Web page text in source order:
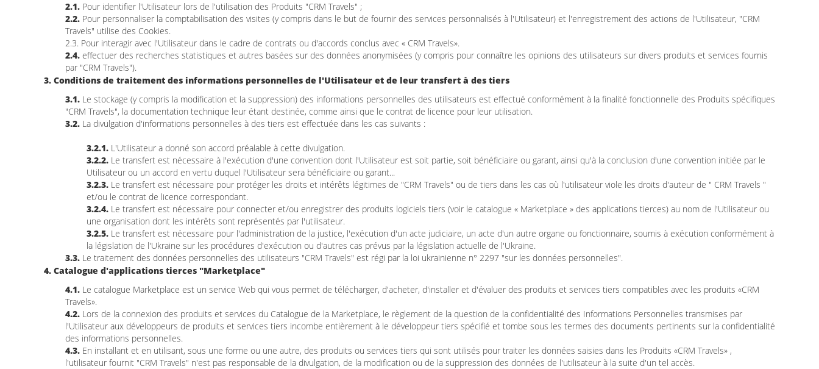
2.1. Pour identifier l'Utilisateur lors de l'utilisation des Produits "CRM Travels" ;
2.2. Pour personnaliser la comptabilisation des visites (y compris dans le but de fournir des services personnalisés à l'Utilisateur) et l'enregistrement des actions de l'Utilisateur, "CRM
Travels" utilise des Cookies.
2.3. Pour interagir avec l'Utilisateur dans le cadre de contrats ou d'accords conclus avec « CRM Travels».
2.4. effectuer des recherches statistiques et autres basées sur des données anonymisées (y compris pour connaître les opinions des utilisateurs sur divers produits et services fournis
par "CRM Travels").
3. Conditions de traitement des informations personnelles de l'Utilisateur et de leur transfert à des tiers
3.1. Le stockage (y compris la modification et la suppression) des informations personnelles des utilisateurs est effectué conformément à la finalité fonctionnelle des Produits spécifiques
"CRM Travels", la documentation technique leur étant destinée, comme ainsi que le contrat de licence pour leur utilisation.
3.2. La divulgation d'informations personnelles à des tiers est effectuée dans les cas suivants :
3.2.1. L'Utilisateur a donné son accord préalable à cette divulgation.
3.2.2. Le transfert est nécessaire à l'exécution d'une convention dont l'Utilisateur est soit partie, soit bénéficiaire ou garant, ainsi qu'à la conclusion d'une convention initiée par le
Utilisateur ou un accord en vertu duquel l'Utilisateur sera bénéficiaire ou garant...
3.2.3. Le transfert est nécessaire pour protéger les droits et intérêts légitimes de "CRM Travels" ou de tiers dans les cas où l'utilisateur viole les droits d'auteur de " CRM Travels "
et/ou le contrat de licence correspondant.
3.2.4. Le transfert est nécessaire pour connecter et/ou enregistrer des produits logiciels tiers (voir le catalogue « Marketplace » des applications tierces) au nom de l'Utilisateur ou
une organisation dont les intérêts sont représentés par l'utilisateur.
3.2.5. Le transfert est nécessaire pour l'administration de la justice, l'exécution d'un acte judiciaire, un acte d'un autre organe ou fonctionnaire, soumis à exécution conformément à
la législation de l'Ukraine sur les procédures d'exécution ou d'autres cas prévus par la législation actuelle de l'Ukraine.
3.3. Le traitement des données personnelles des utilisateurs "CRM Travels" est régi par la loi ukrainienne n° 2297 "sur les données personnelles".
4. Catalogue d'applications tierces "Marketplace"
4.1. Le catalogue Marketplace est un service Web qui vous permet de télécharger, d'acheter, d'installer et d'évaluer des produits et services tiers compatibles avec les produits «CRM
Travels».
4.2. Lors de la connexion des produits et services du Catalogue de la Marketplace, le règlement de la question de la confidentialité des Informations Personnelles transmises par
l'Utilisateur aux développeurs de produits et services tiers incombe entièrement à le développeur tiers spécifié et tombe sous les termes des documents pertinents sur la confidentialité
des informations personnelles.
4.3. En installant et en utilisant, sous une forme ou une autre, des produits ou services tiers qui sont utilisés pour traiter les données saisies dans les Produits «CRM Travels» ,
l'utilisateur fournit "CRM Travels" n'est pas responsable de la divulgation, de la modification ou de la suppression des données de l'utilisateur à la suite d'un tel accès.